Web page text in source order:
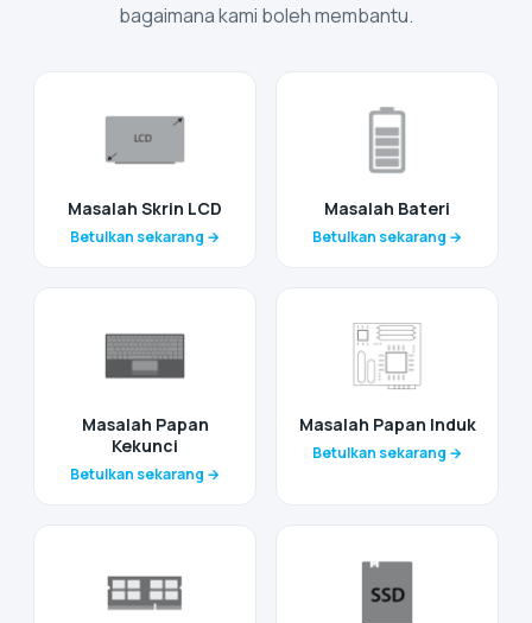
bagaimana kami boleh membantu.
Masalah Skrin LCD
Betulkan sekarang →
Masalah Bateri
Betulkan sekarang →
Masalah Papan
Kekunci
Betulkan sekarang →
Masalah Papan Induk
Betulkan sekarang →